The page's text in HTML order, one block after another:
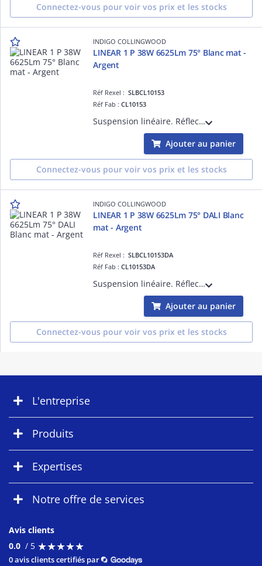
Connectez-vous pour voir vos prix et les stocks
INDIGO COLLINGWOOD
LINEAR 1 P 38W 6625Lm 75° Blanc mat -
Argent
Réf Rexel :SLBCL10153
Réf Fab :CL10153
Suspension linéaire. Réflecteur basse luminance. 3000K, 3500K ou 4000K à sélectionner. Avec câbles de suspension blancs (2m max). Base ronde et câble d'alim blancs (2m) à commander séparément. Convertisseur non dimmable intégré.
Ajouter au panier
Connectez-vous pour voir vos prix et les stocks
INDIGO COLLINGWOOD
LINEAR 1 P 38W 6625Lm 75° DALI Blanc
mat - Argent
Réf Rexel :SLBCL10153DA
Réf Fab :CL10153DA
Suspension linéaire. Réflecteur basse luminance. 3000K, 3500K ou 4000K à sélectionner. Avec câbles de suspension blancs (2m max). Base ronde et câble d'alim blancs à commander séparément. Convertisseur dimmable DALI-push intégré.
Ajouter au panier
Connectez-vous pour voir vos prix et les stocks
L'entreprise
Produits
Expertises
Notre offre de services
Avis clients
0.0 / 5 ★★★★★
★★★★★
0 avis clients certifiés par